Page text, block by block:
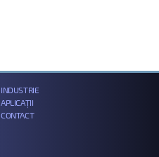
INDUSTRIE
APLICAȚII
CONTACT